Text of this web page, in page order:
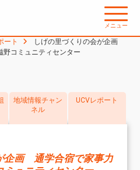
メニュー
ート
しげの里づくりの会が企画
コミュニティセンター
地域情報チャン
ネル
UCVレポート
企画 通学合宿で家事力